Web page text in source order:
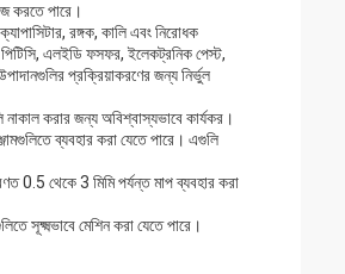
করতে পারে।
রঙ্গক, কালি এবং নিরোধক
এলইডি ফসফর, ইলেকট্রনিক পেস্ট,
প্রক্রিয়াকরণের জন্য নির্ভুল
করার জন্য অবিশ্বাস্যভাবে কার্যকর।
ব্যবহার করা যেতে পারে। এগুলি
0.5 থেকে 3 মিমি পর্যন্ত মাপ ব্যবহার করা
সূক্ষ্মভাবে মেশিন করা যেতে পারে।